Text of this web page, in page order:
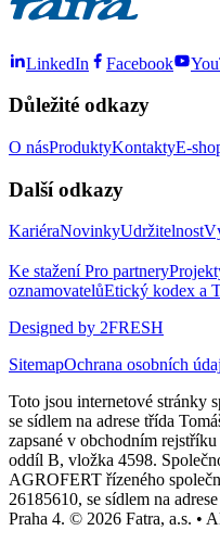
LinkedIn Facebook
Důležité odkazy
O násProduktyKontaktyE-
Další odkazy
KariéraNovinkyUdržitelnost
Ke staženíPro partnery
oznamovatelůEtický kodex a
Designed by 2FRESH
SitemapOchrana osobních
Toto jsou internetové stránky
se sídlem na adrese třída
zapsané v obchodním
oddíl B, vložka 4598.
AGROFERT řízeného
26185610, se sídlem na
Praha 4. © 2026 Fatra, a.s. •